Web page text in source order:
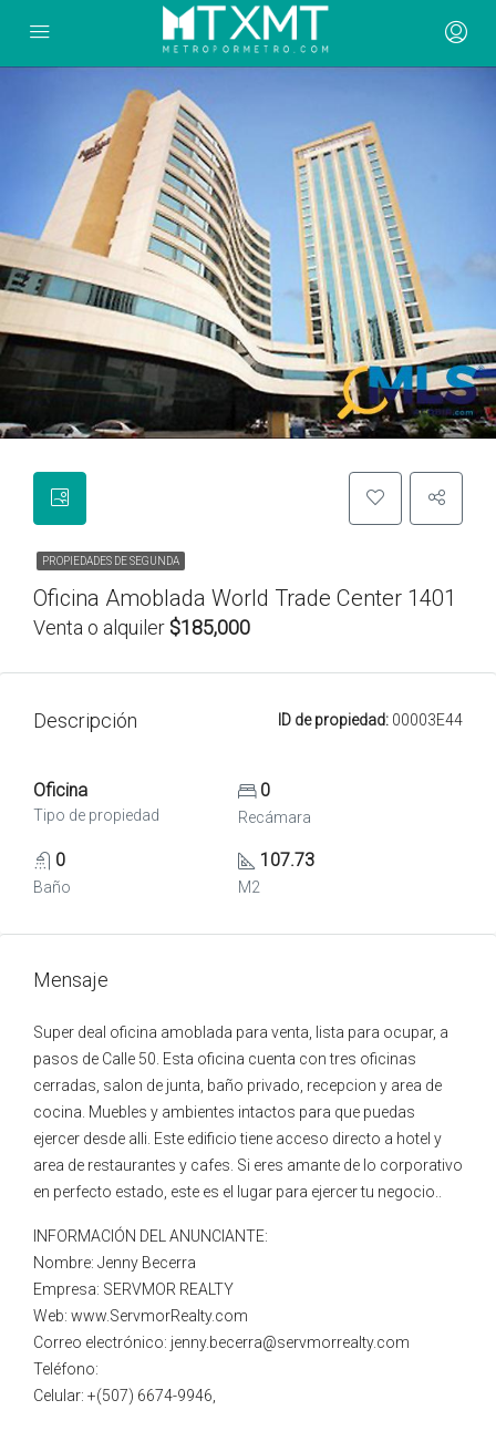
PROPIEDADES DE SEGUNDA
Oficina Amoblada World Trade Center 1401
Venta o alquiler $185,000
Descripción ID de propiedad: 00003E44
Oficina
Tipo de propiedad
0
Recámara
0
Baño
107.73
M2
Mensaje
Super deal oficina amoblada para venta, lista para ocupar, a
pasos de Calle 50. Esta oficina cuenta con tres oficinas
cerradas, salon de junta, baño privado, recepcion y area de
cocina. Muebles y ambientes intactos para que puedas
ejercer desde alli. Este edificio tiene acceso directo a hotel y
area de restaurantes y cafes. Si eres amante de lo corporativo
en perfecto estado, este es el lugar para ejercer tu negocio..
INFORMACIÓN DEL ANUNCIANTE:
Nombre: Jenny Becerra
Empresa: SERVMOR REALTY
Web: www.ServmorRealty.com
Correo electrónico: jenny.becerra@servmorrealty.com
Teléfono:
Celular: +(507) 6674-9946,